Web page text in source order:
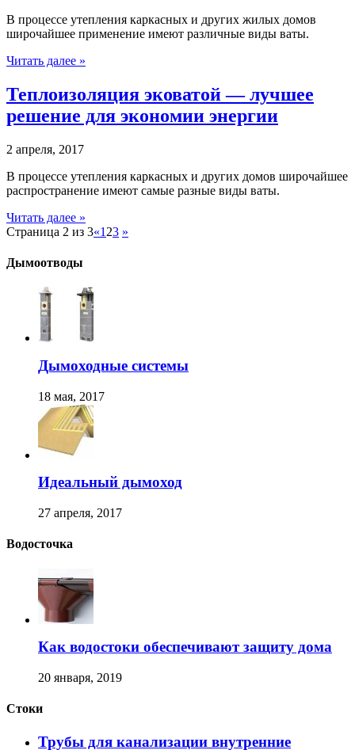
В процессе утепления каркасных и других жилых домов
широчайшее применение имеют различные виды ваты.
Читать далее »
Теплоизоляция эковатой — лучшее
решение для экономии энергии
2 апреля, 2017
В процессе утепления каркасных и других домов широчайшее
распространение имеют самые разные виды ваты.
Читать далее »
Страница 2 из 3«1 23 »
Дымоотводы
Дымоходные системы
18 мая, 2017
Идеальный дымоход
27 апреля, 2017
Водосточка
Как водостоки обеспечивают защиту дома
20 января, 2019
Стоки
Трубы для канализации внутренние